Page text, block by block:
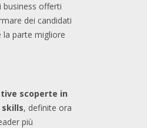
offerti
dei candidati
la parte migliore
scoperte in
skills, definite ora
più